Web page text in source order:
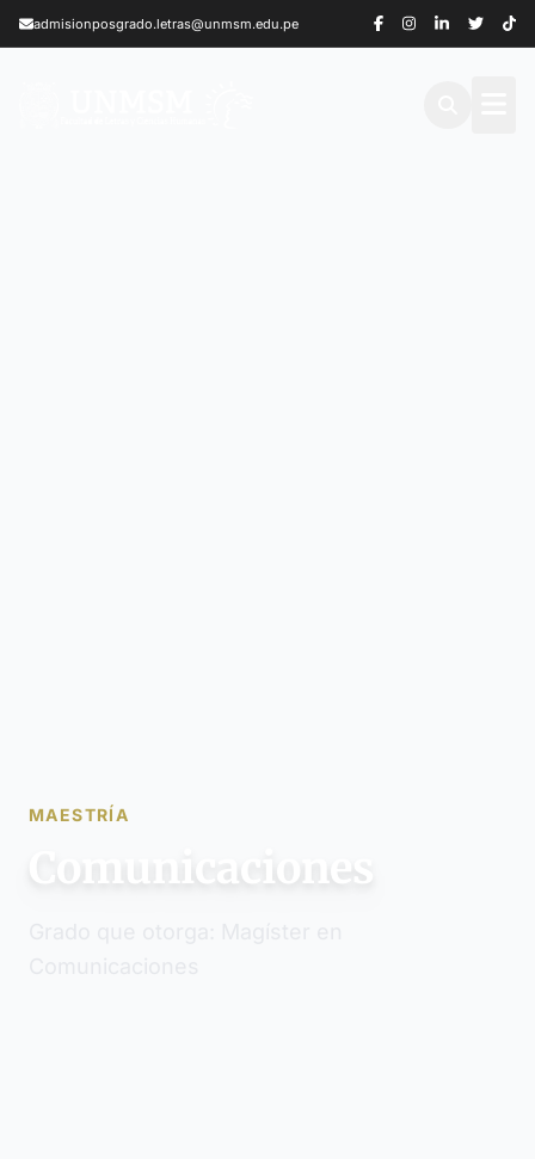
Saltar al contenido principal
admisionposgrado.letras@unmsm.edu.pe
MAESTRÍA
Comunicaciones